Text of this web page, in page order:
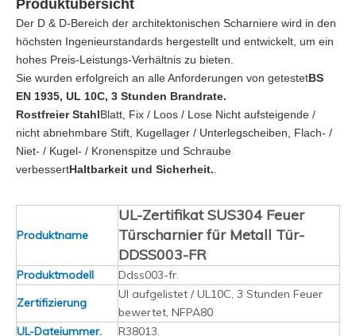
Produktübersicht
Der D & D-Bereich der architektonischen Scharniere wird in den
höchsten Ingenieurstandards hergestellt und entwickelt, um ein
hohes Preis-Leistungs-Verhältnis zu bieten.
Sie wurden erfolgreich an alle Anforderungen von getestetBS
EN 1935, UL 10C, 3 Stunden Brandrate.
Rostfreier StahlBlatt, Fix / Loos / Lose Nicht aufsteigende /
nicht abnehmbare Stift, Kugellager / Unterlegscheiben, Flach- /
Niet- / Kugel- / Kronenspitze und Schraube
verbessertHaltbarkeit und Sicherheit.
Produktname
UL-Zertifikat SUS304 Feuer
Türscharnier für Metall Tür-
DDSS003-FR
Produktmodell
Ddss003-fr.
Zertifizierung
Ul aufgelistet / UL10C, 3 Stunden Feuer
bewertet, NFPA80
UL-Dateiummer.
R38013.